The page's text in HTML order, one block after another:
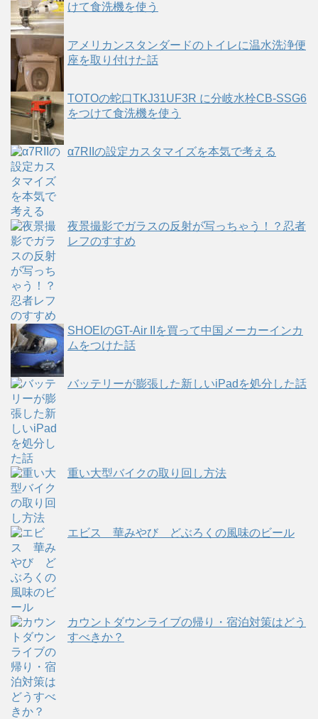
けて食洗機を使う
アメリカンスタンダードのトイレに温水洗浄便
座を取り付けた話
TOTOの蛇口TKJ31UF3R に分岐水栓CB-SSG6
をつけて食洗機を使う
α7RIIの設定カスタマイズを本気で考える
夜景撮影でガラスの反射が写っちゃう！？忍者
レフのすすめ
SHOEIのGT-Air IIを買って中国メーカーインカ
ムをつけた話
バッテリーが膨張した新しいiPadを処分した話
重い大型バイクの取り回し方法
エビス 華みやび どぶろくの風味のビール
カウントダウンライブの帰り・宿泊対策はどう
すべきか？